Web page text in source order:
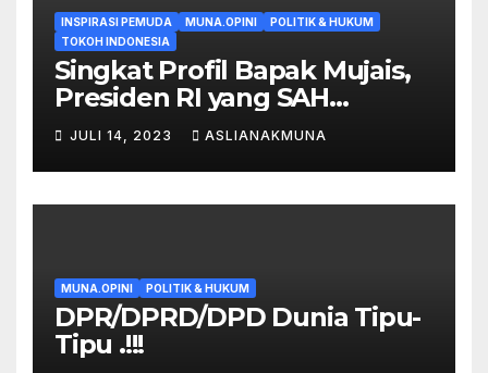
INSPIRASI PEMUDA MUNA.OPINI
POLITIK & HUKUM
TOKOH INDONESIA
Singkat Profil Bapak Mujais,
Presiden RI yang SAH
Menurut Hukum. !!
JULI 14, 2023 ASLIANAKMUNA
MUNA.OPINI POLITIK & HUKUM
DPR/DPRD/DPD Dunia Tipu-
Tipu .!!!